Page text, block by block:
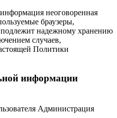
неоговоренная
браузеры,
надежному хранению
случаев,
Политики
информации
Администрация